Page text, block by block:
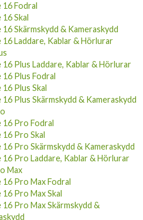
16 Fodral
Skal
Skärmskydd & Kameraskydd
16 Laddare, Kablar & Hörlurar
16 Plus Laddare, Kablar & Hörlurar
Plus Fodral
Plus Skal
Plus Skärmskydd & Kameraskydd
16 Pro Fodral
Pro Skal
16 Pro Skärmskydd & Kameraskydd
16 Pro Laddare, Kablar & Hörlurar
Max
16 Pro Max Fodral
Pro Max Skal
16 Pro Max Skärmskydd &